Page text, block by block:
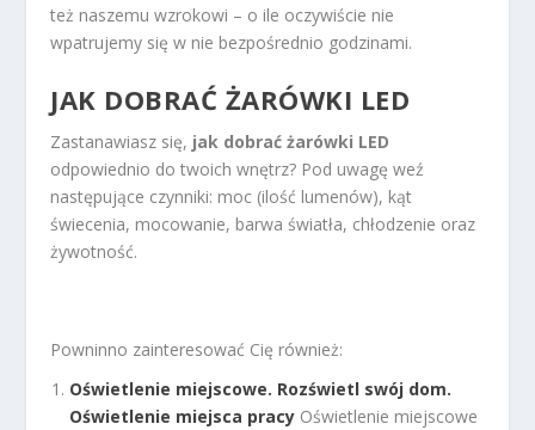
też naszemu wzrokowi – o ile oczywiście nie
wpatrujemy się w nie bezpośrednio godzinami.
JAK DOBRAĆ ŻARÓWKI LED
Zastanawiasz się, jak dobrać żarówki LED
odpowiednio do twoich wnętrz? Pod uwagę weź
następujące czynniki: moc (ilość lumenów), kąt
świecenia, mocowanie, barwa światła, chłodzenie oraz
żywotność.
Powninno zainteresować Cię również:
Oświetlenie miejscowe. Rozświetl swój dom.
Oświetlenie miejsca pracy Oświetlenie miejscowe